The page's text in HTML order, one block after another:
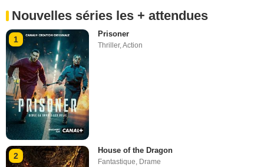
Nouvelles séries les + attendues
1
Prisoner
Thriller,Action
2
House of the Dragon
Fantastique, Drame